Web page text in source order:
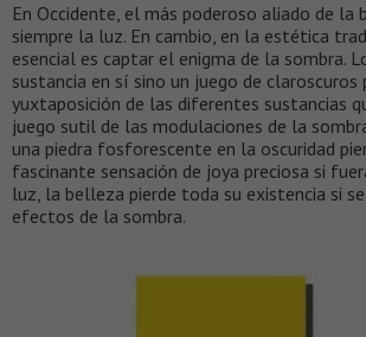
En Occidente, el más poderoso aliado de la
siempre la luz. En cambio, en la estética
esencial es captar el enigma de la sombra.
sustancia en sí sino un juego de claroscuros
yuxtaposición de las diferentes sustancias
juego sutil de las modulaciones de la
una piedra fosforescente en la oscuridad
fascinante sensación de joya preciosa si
luz, la belleza pierde toda su existencia si
efectos de la sombra.